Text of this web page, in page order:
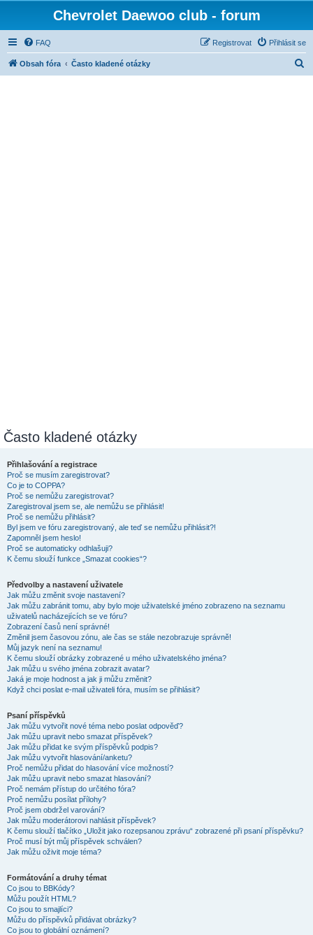
Chevrolet Daewoo club - forum
FAQ Přihlásit se
Registrovat
Obsah fóra Často kladené otázky
Často kladené otázky
Přihlašování a registrace
Proč se musím zaregistrovat?
Co je to COPPA?
Proč se nemůžu zaregistrovat?
Zaregistroval jsem se, ale nemůžu se přihlásit!
Proč se nemůžu přihlásit?
Byl jsem ve fóru zaregistrovaný, ale teď se nemůžu přihlásit?!
Zapomněl jsem heslo!
Proč se automaticky odhlašuji?
K čemu slouží funkce „Smazat cookies“?
Předvolby a nastavení uživatele
Jak můžu změnit svoje nastavení?
Jak můžu zabránit tomu, aby bylo moje uživatelské jméno zobrazeno na seznamu
uživatelů nacházejících se ve fóru?
Zobrazení časů není správné!
Změnil jsem časovou zónu, ale čas se stále nezobrazuje správně!
Můj jazyk není na seznamu!
K čemu slouží obrázky zobrazené u mého uživatelského jména?
Jak můžu u svého jména zobrazit avatar?
Jaká je moje hodnost a jak ji můžu změnit?
Když chci poslat e-mail uživateli fóra, musím se přihlásit?
Psaní příspěvků
Jak můžu vytvořit nové téma nebo poslat odpověď?
Jak můžu upravit nebo smazat příspěvek?
Jak můžu přidat ke svým příspěvků podpis?
Jak můžu vytvořit hlasování/anketu?
Proč nemůžu přidat do hlasování více možností?
Jak můžu upravit nebo smazat hlasování?
Proč nemám přístup do určitého fóra?
Proč nemůžu posílat přílohy?
Proč jsem obdržel varování?
Jak můžu moderátorovi nahlásit příspěvek?
K čemu slouží tlačítko „Uložit jako rozepsanou zprávu“ zobrazené při psaní příspěvku?
Proč musí být můj příspěvek schválen?
Jak můžu oživit moje téma?
Formátování a druhy témat
Co jsou to BBKódy?
Můžu použít HTML?
Co jsou to smajlíci?
Můžu do příspěvků přidávat obrázky?
Co jsou to globální oznámení?